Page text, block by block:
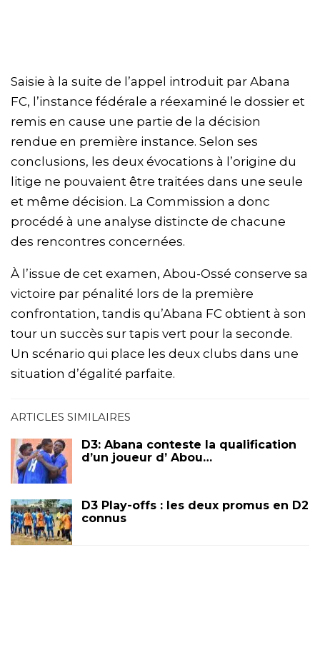
Saisie à la suite de l’appel introduit par Abana
FC, l’instance fédérale a réexaminé le dossier et
remis en cause une partie de la décision
rendue en première instance. Selon ses
conclusions, les deux évocations à l’origine du
litige ne pouvaient être traitées dans une seule
et même décision. La Commission a donc
procédé à une analyse distincte de chacune
des rencontres concernées.
À l’issue de cet examen, Abou-Ossé conserve sa
victoire par pénalité lors de la première
confrontation, tandis qu’Abana FC obtient à son
tour un succès sur tapis vert pour la seconde.
Un scénario qui place les deux clubs dans une
situation d’égalité parfaite.
ARTICLES SIMILAIRES
D3: Abana conteste la qualification
d’un joueur d’ Abou…
D3 Play-offs : les deux promus en D2
connus